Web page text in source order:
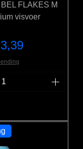
FLAKES M
visvoer